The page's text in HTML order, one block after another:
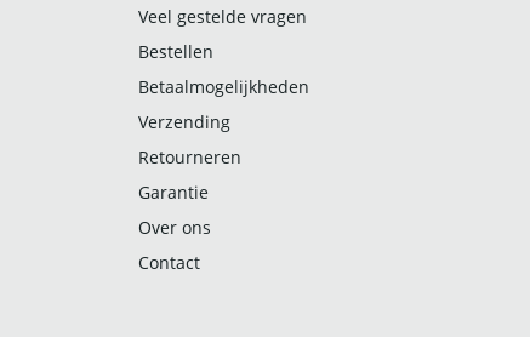
Veel gestelde vragen
Bestellen
Betaalmogelijkheden
Verzending
Retourneren
Garantie
Over ons
Contact